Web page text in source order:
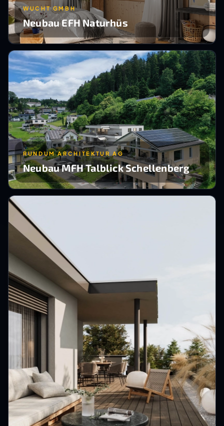
WUCHT GMBH
Neubau EFH Naturhüs
RUNDUM ARCHITEKTUR AG
Neubau MFH Talblick Schellenberg